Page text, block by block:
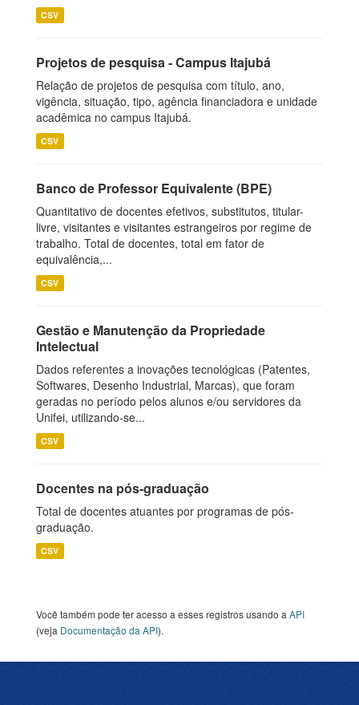
CSV
Projetos de pesquisa - Campus Itajubá
Relação de projetos de pesquisa com título, ano,
vigência, situação, tipo, agência financiadora e unidade
acadêmica no campus Itajubá.
CSV
Banco de Professor Equivalente (BPE)
Quantitativo de docentes efetivos, substitutos, titular-
livre, visitantes e visitantes estrangeiros por regime de
trabalho. Total de docentes, total em fator de
equivalência,...
CSV
Gestão e Manutenção da Propriedade
Intelectual
Dados referentes a inovações tecnológicas (Patentes,
Softwares, Desenho Industrial, Marcas), que foram
geradas no período pelos alunos e/ou servidores da
Unifei, utilizando-se...
CSV
Docentes na pós-graduação
Total de docentes atuantes por programas de pós-
graduação.
CSV
Você também pode ter acesso a esses registros usando a API
(veja Documentação da API).